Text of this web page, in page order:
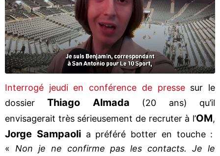
Interrogé jeudi en conférence de pressesur le
dossierThiago Almada (20 ans) qu’il
envisagerait très sérieusement de recruter à l’OM,
Jorge Sampaolia préféré botter en touche :
« Non je ne confirme pas les contacts. Je le